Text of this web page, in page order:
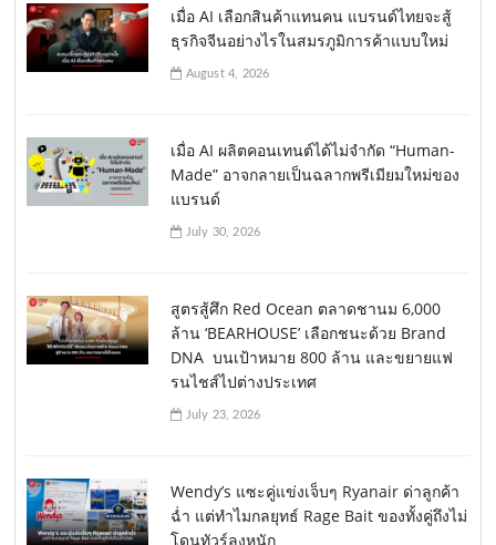
เมื่อ AI เลือกสินค้าแทนคน แบรนด์ไทยจะสู้
ธุรกิจจีนอย่างไรในสมรภูมิการค้าแบบใหม่
August 4, 2026
เมื่อ AI ผลิตคอนเทนต์ได้ไม่จำกัด “Human-
Made” อาจกลายเป็นฉลากพรีเมียมใหม่ของ
แบรนด์
July 30, 2026
สูตรสู้ศึก Red Ocean ตลาดชานม 6,000
ล้าน ‘BEARHOUSE’ เลือกชนะด้วย Brand
DNA บนเป้าหมาย 800 ล้าน และขยายแฟ
รนไชส์ไปต่างประเทศ
July 23, 2026
Wendy’s แซะคู่แข่งเจ็บๆ Ryanair ด่าลูกค้า
ฉ่ำ แต่ทำไมกลยุทธ์ Rage Bait ของทั้งคู่ถึงไม่
โดนทัวร์ลงหนัก